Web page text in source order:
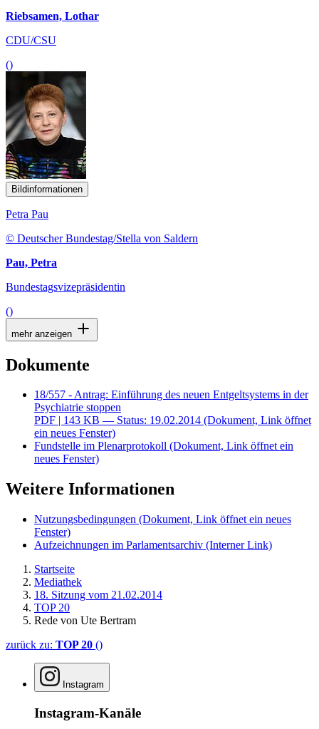
Riebsamen, Lothar
CDU/CSU
()
Bildinformationen
Petra Pau
© Deutscher Bundestag/Stella von Saldern
Pau, Petra
Bundestagsvizepräsidentin
()
mehr anzeigen
Dokumente
18/557 - Antrag: Einführung des neuen Entgeltsystems in der
Psychiatrie stoppen
PDF | 143 KB — Status: 19.02.2014 (Dokument, Link öffnet
ein neues Fenster)
Fundstelle im Plenarprotokoll (Dokument, Link öffnet ein
neues Fenster)
Weitere Informationen
Nutzungsbedingungen (Dokument, Link öffnet ein neues
Fenster)
Aufzeichnungen im Parlamentsarchiv (Interner Link)
Startseite
Mediathek
18. Sitzung vom 21.02.2014
TOP 20
Rede von Ute Bertram
zurück zu: TOP 20 ()
Instagram
Instagram-Kanäle